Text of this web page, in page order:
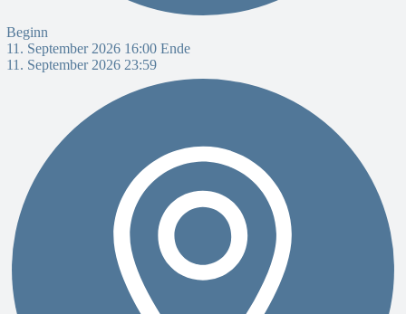
Beginn
11. September 2026 16:00 Ende
11. September 2026 23:59